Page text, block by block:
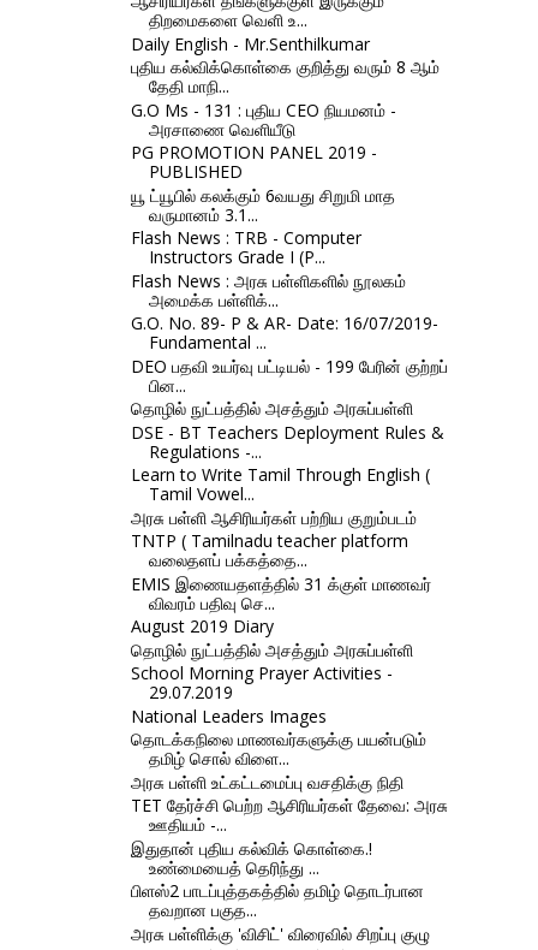
திறமைகளை வெளி உ...
Daily English - Mr.Senthilkumar
புதிய கல்விக்கொள்கை குறித்து வரும் 8 ஆம்
தேதி மாநி...
G.O Ms - 131 : புதிய CEO நியமனம் -
அரசாணை வெளியீடு
PG PROMOTION PANEL 2019 -
PUBLISHED
யூ ட்யூபில் கலக்கும் 6வயது சிறுமி மாத
வருமானம் 3.1...
Flash News : TRB - Computer
Instructors Grade I (P...
Flash News : அரசு பள்ளிகளில் நூலகம்
அமைக்க பள்ளிக்...
G.O. No. 89- P & AR- Date: 16/07/2019-
Fundamental ...
DEO பதவி உயர்வு பட்டியல் - 199 பேரின் குற்றப்
பின...
தொழில் நுட்பத்தில் அசத்தும் அரசுப்பள்ளி
DSE - BT Teachers Deployment Rules &
Regulations -...
Learn to Write Tamil Through English (
Tamil Vowel...
அரசு பள்ளி ஆசிரியர்கள் பற்றிய குறும்படம்
TNTP ( Tamilnadu teacher platform
வலைதளப் பக்கத்தை...
EMIS இணையதளத்தில் 31 க்குள் மாணவர்
விவரம் பதிவு செ...
August 2019 Diary
தொழில் நுட்பத்தில் அசத்தும் அரசுப்பள்ளி
School Morning Prayer Activities -
29.07.2019
National Leaders Images
தொடக்கநிலை மாணவர்களுக்கு பயன்படும்
தமிழ் சொல் விளை...
அரசு பள்ளி உட்கட்டமைப்பு வசதிக்கு நிதி
TET தேர்ச்சி பெற்ற ஆசிரியர்கள் தேவை: அரசு
ஊதியம் -...
இதுதான் புதிய கல்விக் கொள்கை.!
உண்மையைத் தெரிந்து ...
பிளஸ்2 பாடப்புத்தகத்தில் தமிழ் தொடர்பான
தவறான பகுத...
அரசு பள்ளிக்கு 'விசிட்' விரைவில் சிறப்பு குழு